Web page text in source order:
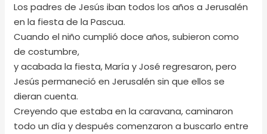
Los padres de Jesús iban todos los años a Jerusalén
en la fiesta de la Pascua.
Cuando el niño cumplió doce años, subieron como
de costumbre,
y acabada la fiesta, María y José regresaron, pero
Jesús permaneció en Jerusalén sin que ellos se
dieran cuenta.
Creyendo que estaba en la caravana, caminaron
todo un día y después comenzaron a buscarlo entre